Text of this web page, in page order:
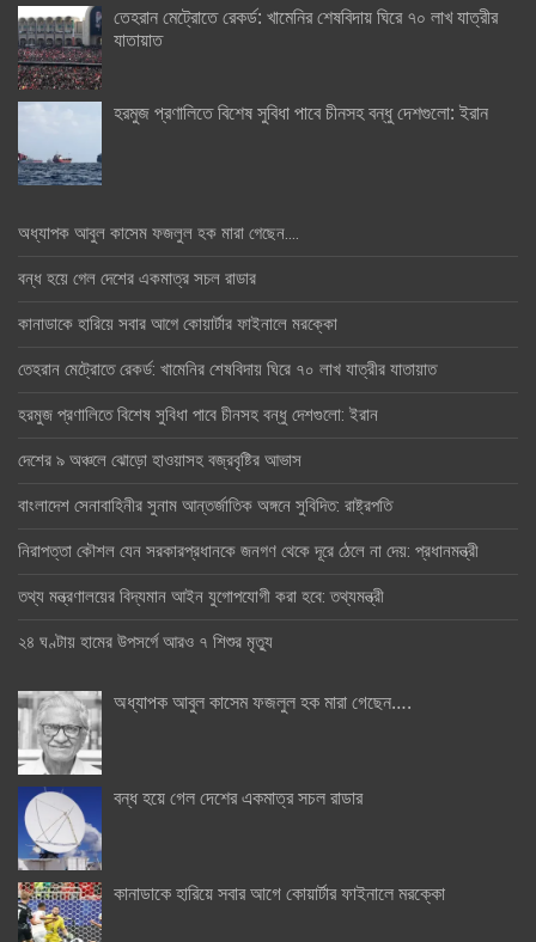
তেহরান মেট্রোতে রেকর্ড: খামেনির শেষবিদায় ঘিরে ৭০ লাখ যাত্রীর
যাতায়াত
হরমুজ প্রণালিতে বিশেষ সুবিধা পাবে চীনসহ বন্ধু দেশগুলো: ইরান
অধ্যাপক আবুল কাসেম ফজলুল হক মারা গেছেন….
বন্ধ হয়ে গেল দেশের একমাত্র সচল রাডার
কানাডাকে হারিয়ে সবার আগে কোয়ার্টার ফাইনালে মরক্কো
তেহরান মেট্রোতে রেকর্ড: খামেনির শেষবিদায় ঘিরে ৭০ লাখ যাত্রীর যাতায়াত
হরমুজ প্রণালিতে বিশেষ সুবিধা পাবে চীনসহ বন্ধু দেশগুলো: ইরান
দেশের ৯ অঞ্চলে ঝোড়ো হাওয়াসহ বজ্রবৃষ্টির আভাস
বাংলাদেশ সেনাবাহিনীর সুনাম আন্তর্জাতিক অঙ্গনে সুবিদিত: রাষ্ট্রপতি
নিরাপত্তা কৌশল যেন সরকারপ্রধানকে জনগণ থেকে দূরে ঠেলে না দেয়: প্রধানমন্ত্রী
তথ্য মন্ত্রণালয়ের বিদ্যমান আইন যুগোপযোগী করা হবে: তথ্যমন্ত্রী
২৪ ঘণ্টায় হামের উপসর্গে আরও ৭ শিশুর মৃত্যু
অধ্যাপক আবুল কাসেম ফজলুল হক মারা গেছেন….
বন্ধ হয়ে গেল দেশের একমাত্র সচল রাডার
কানাডাকে হারিয়ে সবার আগে কোয়ার্টার ফাইনালে মরক্কো